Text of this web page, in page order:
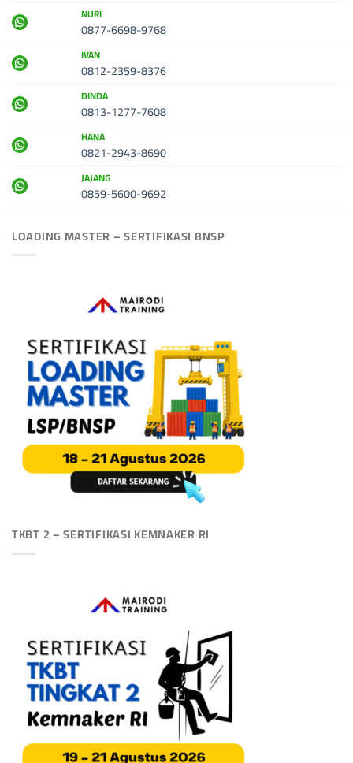
NURI
0877-6698-9768
IVAN
0812-2359-8376
DINDA
0813-1277-7608
HANA
0821-2943-8690
JAJANG
0859-5600-9692
LOADING MASTER – SERTIFIKASI BNSP
TKBT 2 – SERTIFIKASI KEMNAKER RI